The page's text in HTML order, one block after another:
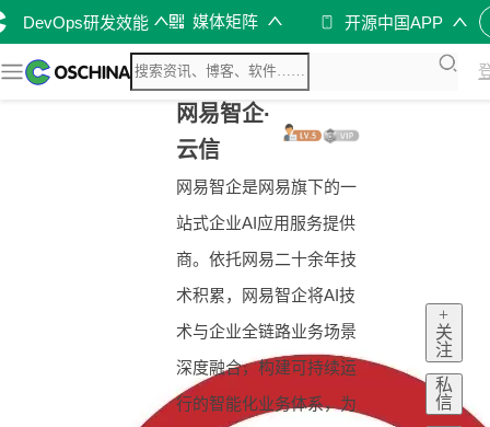
DevOps研发效能 媒体矩阵 开源中国APP
网易智企·
云信
网易智企是网易旗下的一
站式企业AI应用服务提供
商。依托网易二十余年技
术积累，网易智企将AI技
术与企业全链路业务场景
深度融合，构建可持续运
行的智能化业务体系，为
+
关
注
私
信